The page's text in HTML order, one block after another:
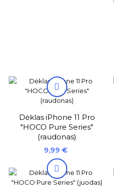

Dėklas iPhone 11 Pro
"HOCO Pure Series"
(raudonas)
Kaina
9,99 €
